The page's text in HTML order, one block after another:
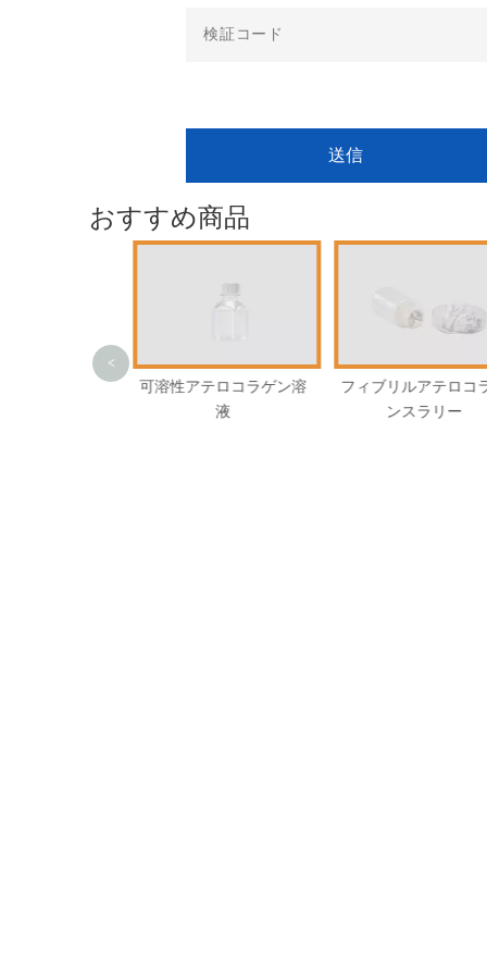
送信
おすすめ商品
テロコラゲン溶
フィブリルアテロコラゲ
ンスラリー
フィブリルアテロ
ゲンパウダー
<